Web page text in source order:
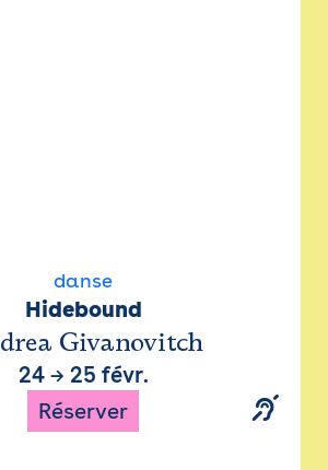
danse
Hidebound
Givanovitch
24→ 25 févr.
Réserver